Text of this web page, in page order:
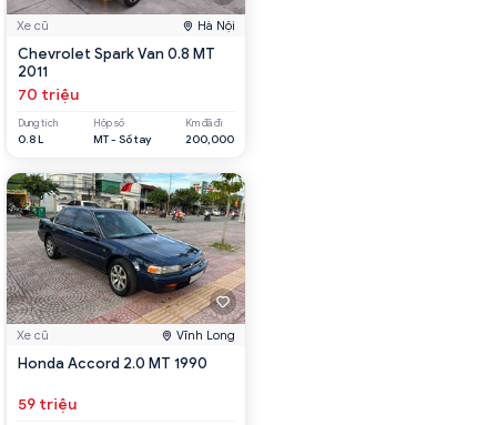
Xe cũ Hà Nội
Chevrolet Spark Van 0.8 MT
2011
70 triệu
Dung tích
0.8 L
Hộp số
MT - Số tay
Km đã đi
200,000
Xe cũ Vĩnh Long
Honda Accord 2.0 MT 1990
59 triệu